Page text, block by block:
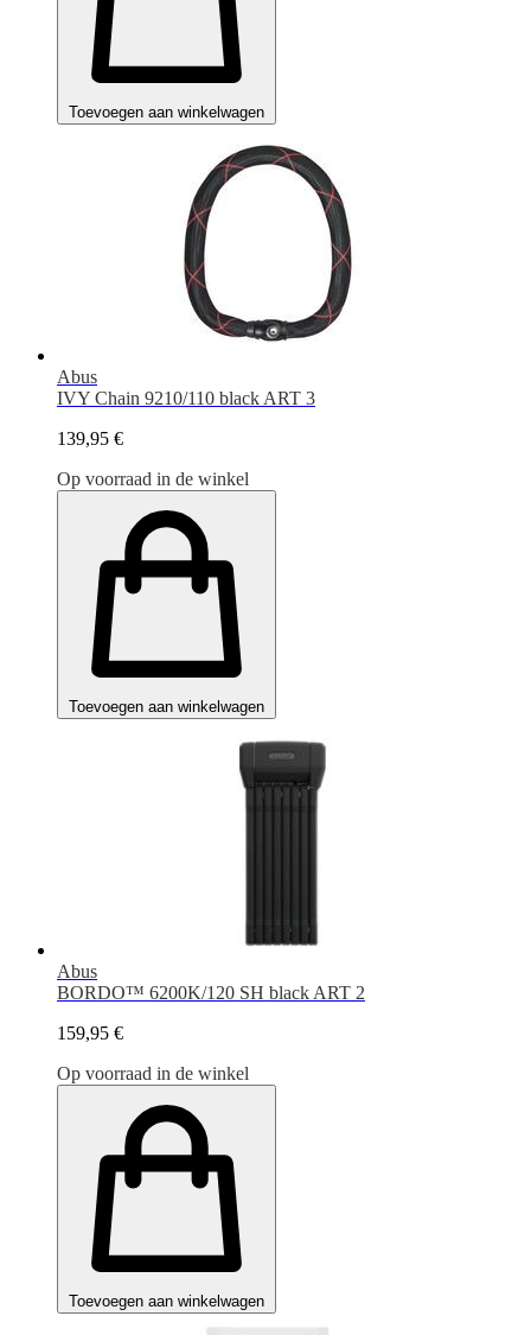
Toevoegen aan winkelwagen
Abus
IVY Chain 9210/110 black ART 3
139,95 €
Op voorraad in de winkel
Toevoegen aan winkelwagen
Abus
BORDO™ 6200K/120 SH black ART 2
159,95 €
Op voorraad in de winkel
Toevoegen aan winkelwagen